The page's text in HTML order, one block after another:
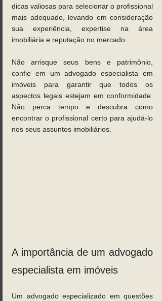
dicas valiosas para selecionar o profissional
mais adequado, levando em consideração
sua experiência, expertise na área
imobiliária e reputação no mercado.
Não arrisque seus bens e patrimônio,
confie em um advogado especialista em
imóveis para garantir que todos os
aspectos legais estejam em conformidade.
Não perca tempo e descubra como
encontrar o profissional certo para ajudá-lo
nos seus assuntos imobiliários.
A importância de um advogado
especialista em imóveis
Um advogado especializado em questões